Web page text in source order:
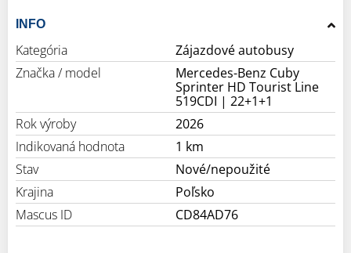
INFO
Kategória
Zájazdové autobusy
Značka / model
Mercedes-Benz Cuby
Sprinter HD Tourist Line
519CDI | 22+1+1
Rok výroby
2026
Indikovaná hodnota
1 km
Stav
Nové/nepoužité
Krajina
Poľsko
Mascus ID
CD84AD76